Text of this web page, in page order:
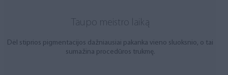
Taupo meistro laiką
Dėl stiprios pigmentacijos dažniausiai pakanka vieno sluoksnio, o tai
sumažina procedūros trukmę.